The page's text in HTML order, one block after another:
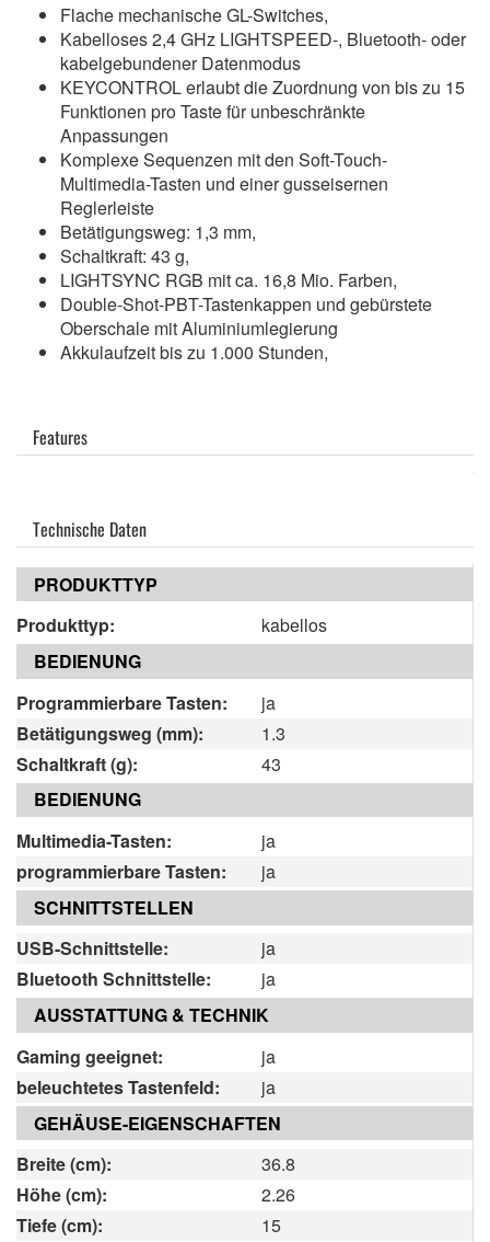
Flache mechanische GL-Switches,
Kabelloses 2,4 GHz LIGHTSPEED-, Bluetooth- oder
kabelgebundener Datenmodus
KEYCONTROL erlaubt die Zuordnung von bis zu 15
Funktionen pro Taste für unbeschränkte
Anpassungen
Komplexe Sequenzen mit den Soft-Touch-
Multimedia-Tasten und einer gusseisernen
Reglerleiste
Betätigungsweg: 1,3 mm,
Schaltkraft: 43 g,
LIGHTSYNC RGB mit ca. 16,8 Mio. Farben,
Double-Shot-PBT-Tastenkappen und gebürstete
Oberschale mit Aluminiumlegierung
Akkulaufzeit bis zu 1.000 Stunden,
Features
Technische Daten
PRODUKTTYP
Produkttyp:
kabellos
BEDIENUNG
Programmierbare Tasten:
ja
Betätigungsweg (mm):
1.3
Schaltkraft (g):
43
BEDIENUNG
Multimedia-Tasten:
ja
programmierbare Tasten:
ja
SCHNITTSTELLEN
USB-Schnittstelle:
ja
Bluetooth Schnittstelle:
ja
AUSSTATTUNG & TECHNIK
Gaming geeignet:
ja
beleuchtetes Tastenfeld:
ja
GEHÄUSE-EIGENSCHAFTEN
Breite (cm):
36.8
Höhe (cm):
2.26
Tiefe (cm):
15